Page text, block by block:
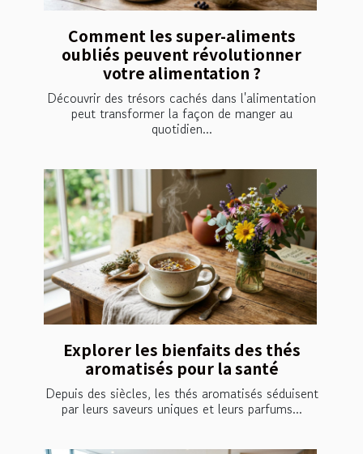
Comment les super-aliments
oubliés peuvent révolutionner
votre alimentation ?
Découvrir des trésors cachés dans l'alimentation
peut transformer la façon de manger au
quotidien...
Explorer les bienfaits des thés
aromatisés pour la santé
Depuis des siècles, les thés aromatisés séduisent
par leurs saveurs uniques et leurs parfums...